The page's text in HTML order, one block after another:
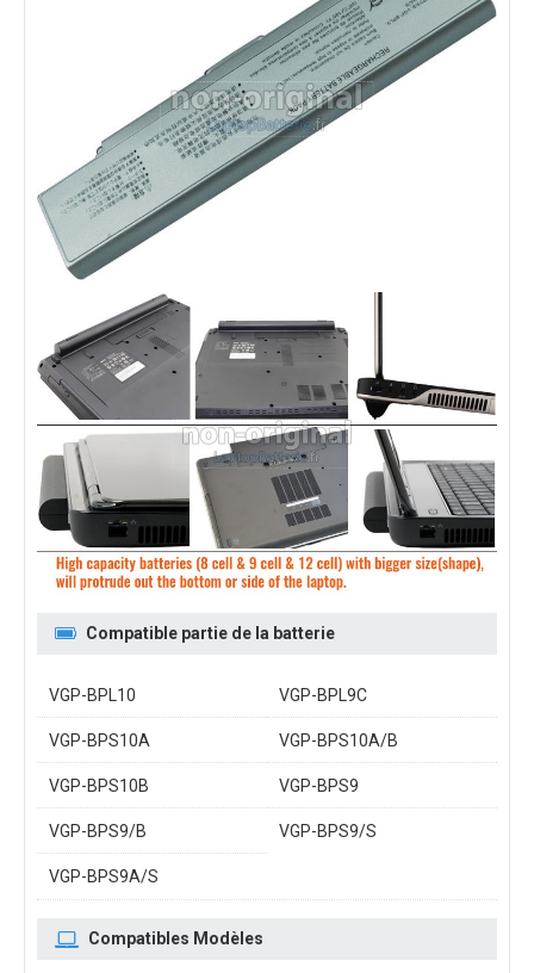
Compatible partie de la batterie
VGP-BPL10 VGP-BPL9C
VGP-BPS10A VGP-BPS10A/B
VGP-BPS10B VGP-BPS9
VGP-BPS9/B VGP-BPS9/S
VGP-BPS9A/S
Compatibles Modèles